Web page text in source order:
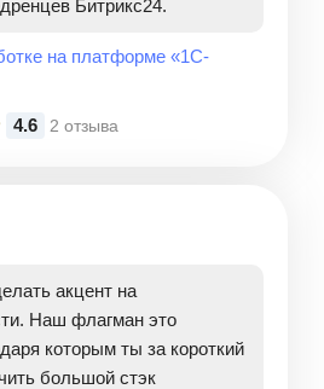
Битрикс24.
на платформе «1C-
4.6 2 отзыва
акцент на
Наш флагман это
которым ты за короткий
большой стэк